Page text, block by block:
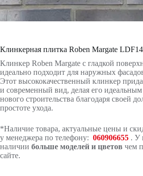
Клинкерная плитка Roben Margate LDF14
Клинкер Roben Margate с гладкой
идеально подходит для наружных
Этот высококачественный клинкер
и современный вид, делая его
нового строительства благодаря своей
простоте ухода.
*Наличие товара, актуальные цены и
у менеджера по телефону: 060906655 . У
наличии больше моделей и цветов чем
сайте.